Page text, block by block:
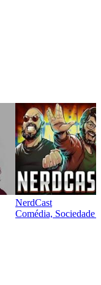
NerdCast
Comédia, Sociedade